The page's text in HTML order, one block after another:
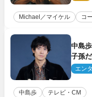
Michael／マイケル コ
中島
子孫
エン
中島歩 テレビ・CM